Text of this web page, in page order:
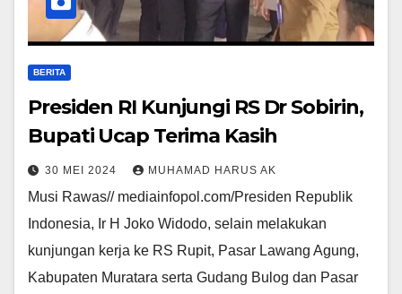
BERITA
Presiden RI Kunjungi RS Dr Sobirin,
Bupati Ucap Terima Kasih
30 MEI 2024 MUHAMAD HARUS AK
Musi Rawas// mediainfopol.com/Presiden Republik
Indonesia, Ir H Joko Widodo, selain melakukan
kunjungan kerja ke RS Rupit, Pasar Lawang Agung,
Kabupaten Muratara serta Gudang Bulog dan Pasar